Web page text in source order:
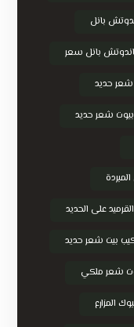
بانل
بانل سعر
شعر حديد
بيوت شعر حديد
على الحديد
بيت شعر حديد
شعر ملكي
المزارع